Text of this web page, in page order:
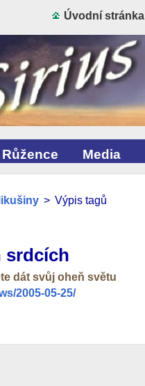
Úvodní stránka
Růžence Media
> Výpis tagů
srdcích
dát svůj oheň světu
2005-05-25/